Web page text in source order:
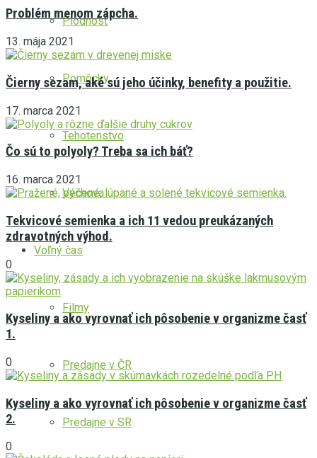
Plodnosť
Pomôcky
Tehotenstvo
Výchova
Voľný čas
Filmy
Predajne v ČR
Predajne v SR
Problém menom zápcha.
13. mája 2021
Čierny sezam, aké sú jeho účinky, benefity a použitie.
17. marca 2021
Čo sú to polyoly? Treba sa ich báť?
16. marca 2021
Tekvicové semienka a ich 11 vedou preukázaných
zdravotných výhod.
0
Kyseliny a ako vyrovnať ich pôsobenie v organizme časť
1.
0
Kyseliny a ako vyrovnať ich pôsobenie v organizme časť
2.
0